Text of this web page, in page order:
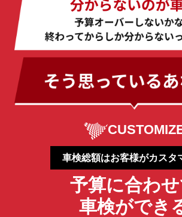
車検総額はお客様がカスタ
予算に合わ
車検ができ